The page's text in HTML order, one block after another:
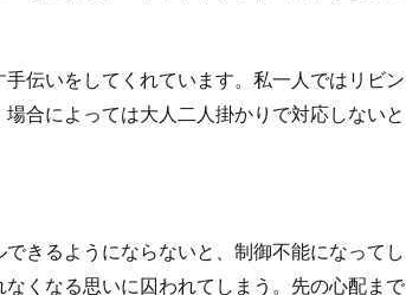
伝いをしてくれています。私一人ではリビン
合によっては大人二人掛かりで対応しないと
きるようにならないと、制御不能になってし
くなる思いに囚われてしまう。先の心配まで